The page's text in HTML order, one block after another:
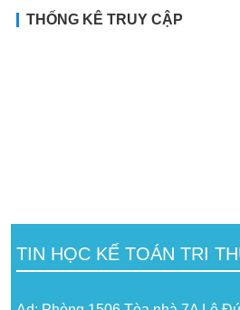
THỐNG KÊ TRUY CẬP
TIN HỌC KẾ TOÁN TRI